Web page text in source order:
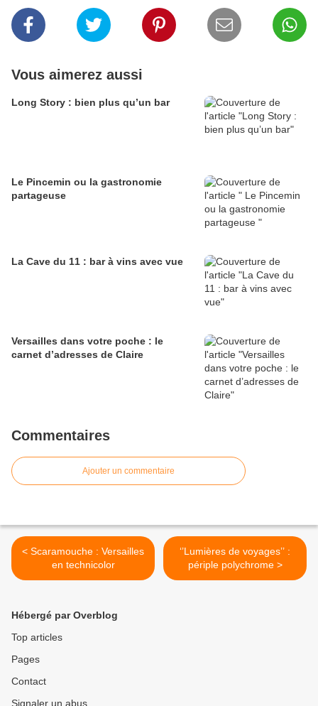
Vous aimerez aussi
Long Story : bien plus qu’un bar
Le Pincemin ou la gastronomie
partageuse
La Cave du 11 : bar à vins avec vue
Versailles dans votre poche : le
carnet d’adresses de Claire
Commentaires
Ajouter un commentaire
< Scaramouche : Versailles
en technicolor
‘’Lumières de voyages’’ :
périple polychrome >
Hébergé par Overblog
Top articles
Pages
Contact
Signaler un abus